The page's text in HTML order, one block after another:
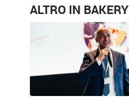
ALTRO IN BAKERY